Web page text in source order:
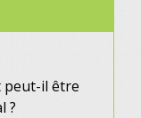
il être
?